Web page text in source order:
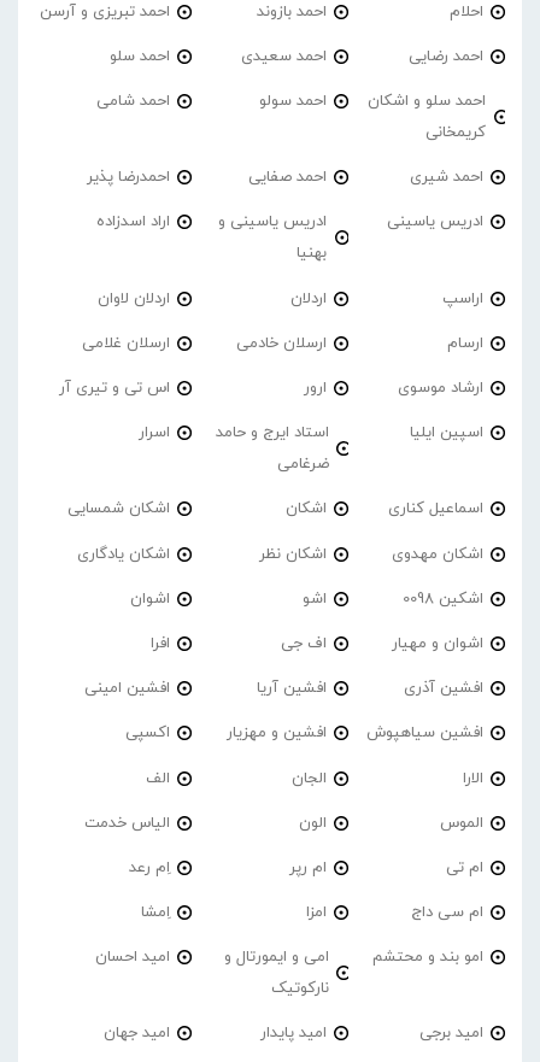
احلام احمد بازوند احمد تبریزی و آرسن
احمد‌ رضایی احمد سعیدی احمد سلو
احمد سلو و اشکان
کریمخانی
احمد سولو احمد شامی
احمد شیری احمد صفایی احمدرضا پذیر
ادریس یاسینی
ادریس یاسینی و
بهنیا
اراد اسدزاده
اراسپ اردلان اردلان لاوان
ارسام ارسلان خادمی ارسلان غلامی
ارشاد موسوی ارور اس تی و تیری آر
اسپین ایلیا
استاد ایرج و حامد
ضرغامی
اسرار
اسماعیل کناری اشکان اشکان شمسایی
اشکان مهدوی اشکان نظر اشکان یادگاری
اشکین 0098 اشو اشوان
اشوان و مهیار اف جی افرا
افشین آذری افشین آریا افشین امینی
افشین سیاهپوش افشین و مهزیار اکسپی
الارا الجان الف
الموس الون الیاس خدمت
ام تی ام رپر اِم رعد
ام سی داج امزا اِمشا
امو بند و محتشم
امی و ایمورتال و
نارکوتیک
امید احسان
امید برجی امید پایدار امید جهان